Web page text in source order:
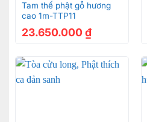
Tam thế phật gỗ hương
cao 1m-TTP11
23.650.000 ₫